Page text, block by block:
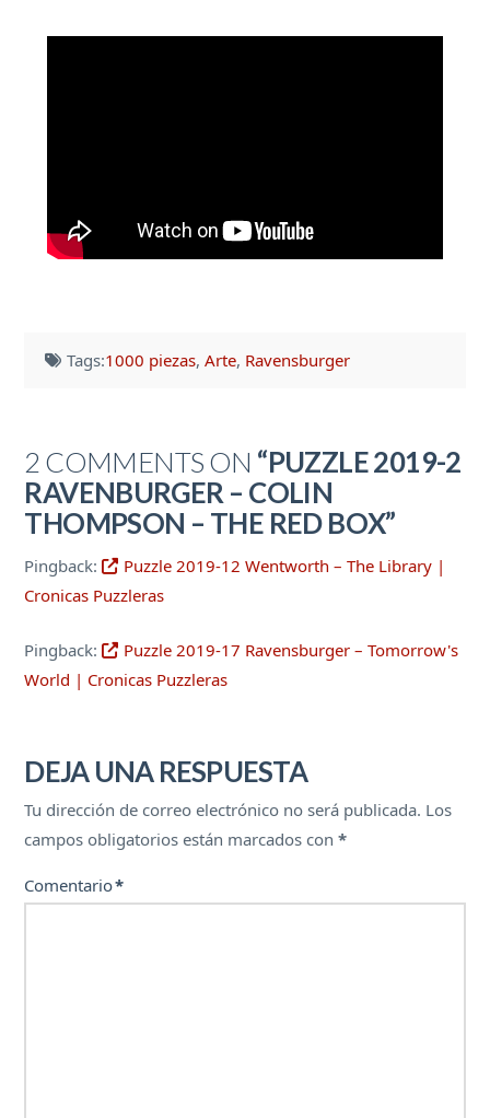
Tags:1000 piezas, Arte, Ravensburger
2 COMMENTS ON “PUZZLE 2019-2
RAVENBURGER – COLIN
THOMPSON – THE RED BOX”
Pingback:
Puzzle 2019-12 Wentworth – The Library |
Cronicas Puzzleras
Pingback:
Puzzle 2019-17 Ravensburger – Tomorrow's
World | Cronicas Puzzleras
DEJA UNA RESPUESTA
Tu dirección de correo electrónico no será publicada. Los
campos obligatorios están marcados con*
Comentario*